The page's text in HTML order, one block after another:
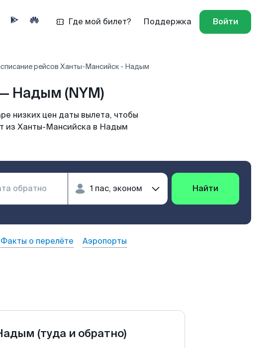
Где мой билет? Поддержка Войти
рейсов Ханты-Мансийск - Надым
Надым (NYM)
низких цен даты вылета, чтобы
из Ханты-Мансийска в Надым
Найти
Факты о перелёте Аэропорты
(туда и обратно)